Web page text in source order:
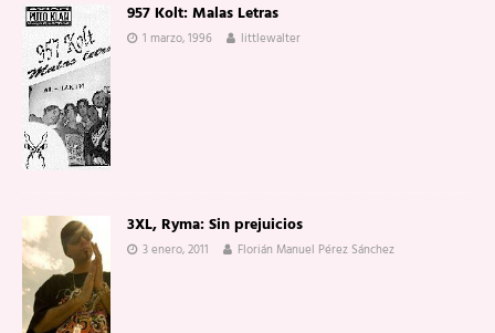
957 Kolt: Malas Letras
1 marzo, 1996 littlewalter
3XL, Ryma: Sin prejuicios
3 enero, 2011 Florián Manuel Pérez Sánchez